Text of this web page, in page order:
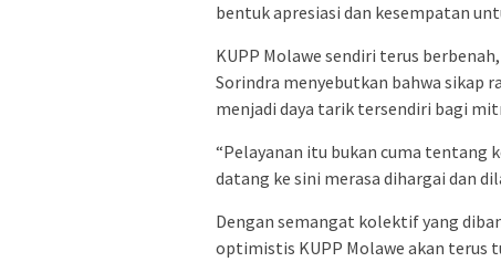
bentuk apresiasi dan kesempatan
KUPP Molawe sendiri terus
Sorindra menyebutkan bahwa sikap
menjadi daya tarik tersendiri bagi
“Pelayanan itu bukan cuma tentang
datang ke sini merasa dihargai dan
Dengan semangat kolektif yang
optimistis KUPP Molawe akan terus